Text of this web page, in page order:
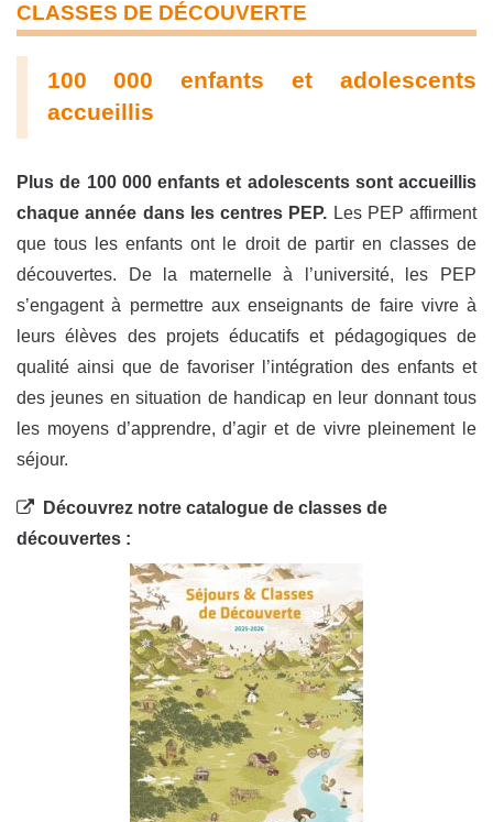
CLASSES DE DÉCOUVERTE
100 000 enfants et adolescents
accueillis
Plus de 100 000 enfants et adolescents sont accueillis
chaque année dans les centres PEP. Les PEP affirment
que tous les enfants ont le droit de partir en classes de
découvertes. De la maternelle à l’université, les PEP
s’engagent à permettre aux enseignants de faire vivre à
leurs élèves des projets éducatifs et pédagogiques de
qualité ainsi que de favoriser l’intégration des enfants et
des jeunes en situation de handicap en leur donnant tous
les moyens d’apprendre, d’agir et de vivre pleinement le
séjour.
Découvrez notre catalogue de classes de
découvertes :